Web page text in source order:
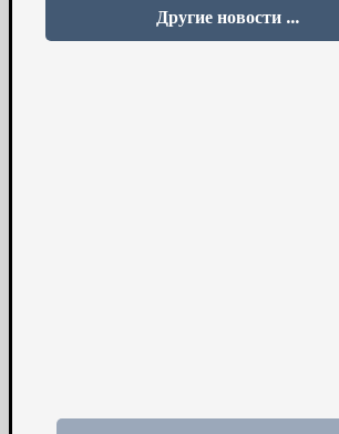
Другие новости ...